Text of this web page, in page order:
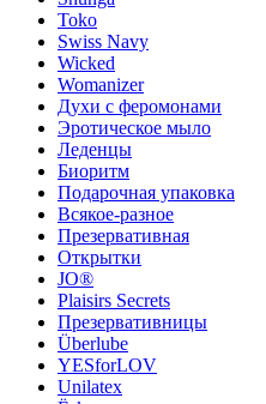
Toko
Swiss Navy
Wicked
Womanizer
Духи с феромонами
Эротическое мыло
Леденцы
Биоритм
Подарочная упаковка
Всякое-разное
Презервативная
Открытки
JO®
Plaisirs Secrets
Презервативницы
Überlube
YESforLOV
Unilatex